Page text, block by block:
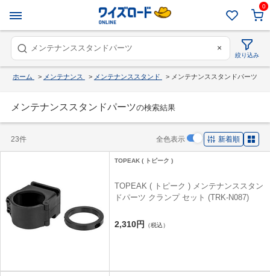
0
×
絞り込み
ホーム > メンテナンス > メンテナンススタンド > メンテナンススタンドパーツ
メンテナンススタンドパーツの検索結果
23件 全色表示 新着順
TOPEAK ( トピーク )
TOPEAK ( トピーク ) メンテナンススタン
ドパーツ クランプ セット (TRK-N087)
2,310円 （税込）